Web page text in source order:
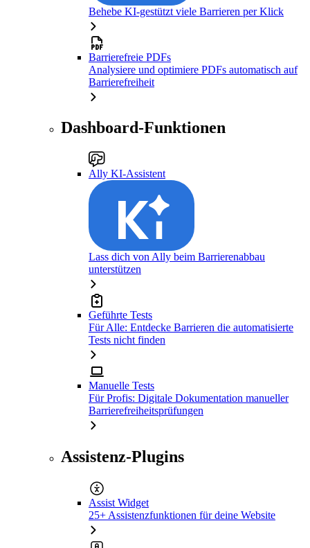
Behebe KI-gestützt viele Barrieren per Klick
Barrierefreie PDFs
Analysiere und optimiere PDFs automatisch auf
Barrierefreiheit
Dashboard-Funktionen
Ally KI-Assistent
Lass dich von Ally beim Barrierenabbau
unterstützen
Geführte Tests
Für Alle: Entdecke Barrieren die automatisierte
Tests nicht finden
Manuelle Tests
Für Profis: Digitale Dokumentation manueller
Barrierefreiheitsprüfungen
Assistenz-Plugins
Assist Widget
25+ Assistenzfunktionen für deine Website